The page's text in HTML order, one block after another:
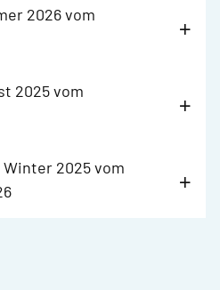
2026 vom
2025 vom
Winter 2025 vom